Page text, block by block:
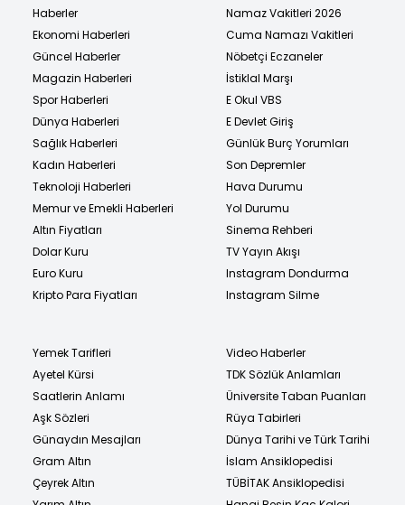
Haberler
Ekonomi Haberleri
Güncel Haberler
Magazin Haberleri
Spor Haberleri
Dünya Haberleri
Sağlık Haberleri
Kadın Haberleri
Teknoloji Haberleri
Memur ve Emekli Haberleri
Altın Fiyatları
Dolar Kuru
Euro Kuru
Kripto Para Fiyatları
Namaz Vakitleri 2026
Cuma Namazı Vakitleri
Nöbetçi Eczaneler
İstiklal Marşı
E Okul VBS
E Devlet Giriş
Günlük Burç Yorumları
Son Depremler
Hava Durumu
Yol Durumu
Sinema Rehberi
TV Yayın Akışı
Instagram Dondurma
Instagram Silme
Yemek Tarifleri
Ayetel Kürsi
Saatlerin Anlamı
Aşk Sözleri
Günaydın Mesajları
Gram Altın
Çeyrek Altın
Video Haberler
TDK Sözlük Anlamları
Üniversite Taban Puanları
Rüya Tabirleri
Dünya Tarihi ve Türk Tarihi
İslam Ansiklopedisi
TÜBİTAK Ansiklopedisi